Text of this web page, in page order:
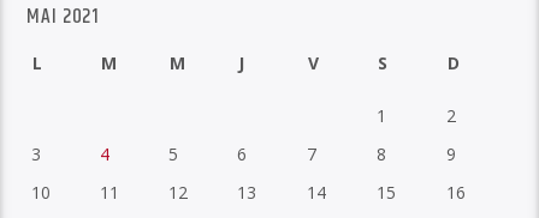
MAI 2021
L M M J V S D
1
2
3
4 5 6 7 8
9
10
11 12 13 14 15
16